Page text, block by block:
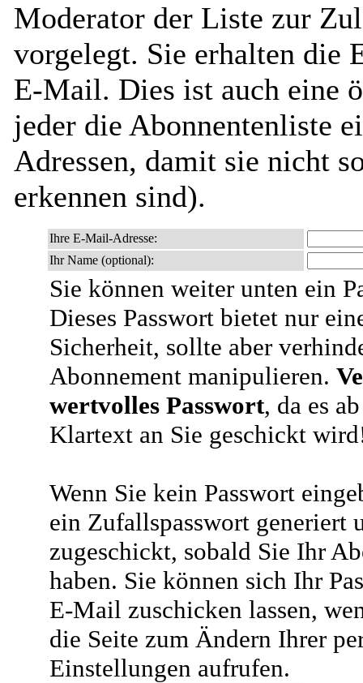
Moderator der Liste zur
vorgelegt. Sie erhalten die
E-Mail. Dies ist auch eine
jeder die Abonnentenliste
Adressen, damit sie nicht
erkennen sind).
Ihre E-Mail-Adresse:
Ihr Name (optional):
Sie können weiter unten ein
Dieses Passwort bietet nur
Sicherheit, sollte aber
Abonnement manipulieren.
wertvolles Passwort, da es
Klartext an Sie geschickt
Wenn Sie kein Passwort
ein Zufallspasswort generiert
zugeschickt, sobald Sie Ihr
haben. Sie können sich Ihr
E-Mail zuschicken lassen,
die Seite zum Ändern Ihrer
Einstellungen aufrufen.